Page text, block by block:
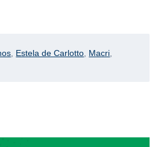
Estela de Carlotto Macri